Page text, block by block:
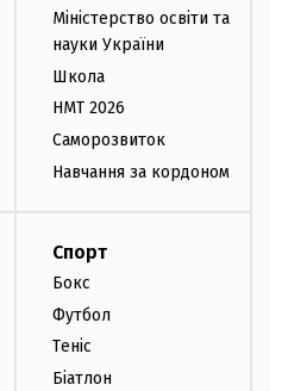
Міністерство освіти та
науки України
Школа
НМТ 2026
Саморозвиток
Навчання за кордоном
Спорт
Бокс
Футбол
Теніс
Біатлон